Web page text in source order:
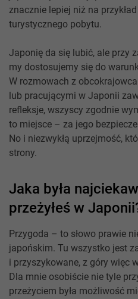
znacznie lepiej niż na
turystycznego pobytu.
Japonię da się lubić, ale przy
my dostosujemy się do
W rozmowach z
lub pracującymi w Japonii
refleksje, wszyscy zgodnie
to miejsce – za jego
No i niezwykłą uprzejmość,
strony.
Jaka była
przeżyłeś w
Przygoda – to słowo prawie
japońskim. Tu wszystko jest
i przyszykowane, z góry więc
Dla mnie osobiście nie tyle
przeżyciem była możliwość